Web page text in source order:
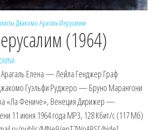
Джакомо Арагаль Иерусалим
(1964)
Елена — Лейла Генджер Граф
Гуэльфи Руджеро — Бруно Марангони
«Ла Фениче», Венеция Дирижер —
11 июня 1964 года MP3, 128 Кбит/с (117 Мб)